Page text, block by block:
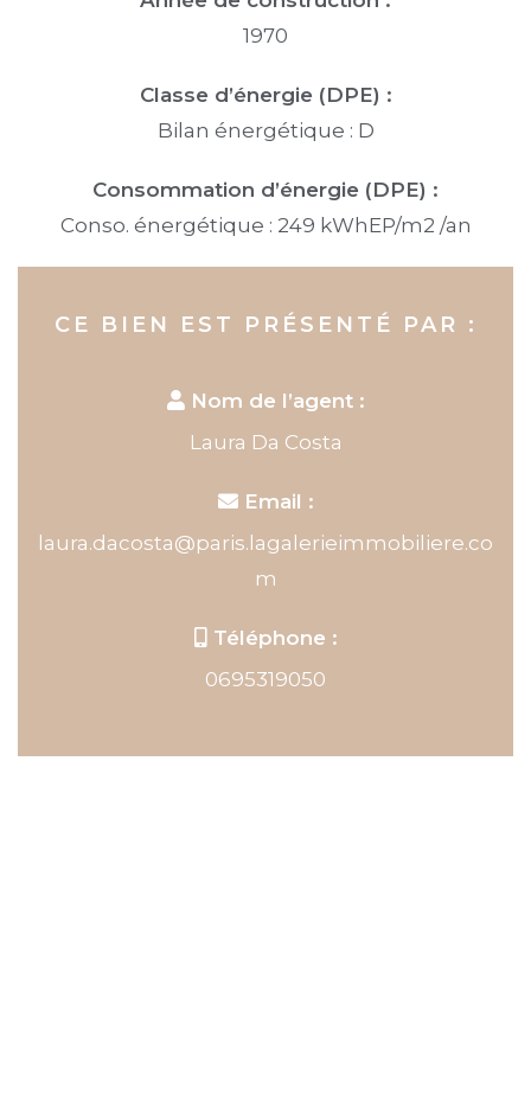
1970
Classe d’énergie (DPE) :
Bilan énergétique : D
Consommation d’énergie (DPE) :
Conso. énergétique : 249 kWhEP/m2 /an
CE BIEN EST PRÉSENTÉ PAR :
Nom de l’agent :
Laura Da Costa
Email :
laura.dacosta@paris.lagalerieimmobiliere.co
m
Téléphone :
0695319050